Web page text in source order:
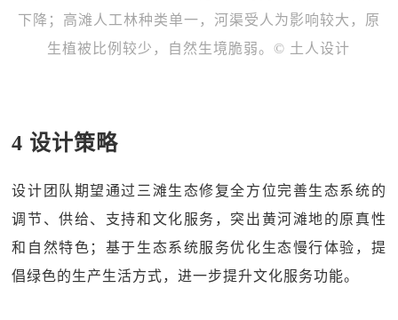
下降；高滩人工林种类单一，河渠受人为影响较大，原
生植被比例较少，自然生境脆弱。© 土人设计
4 设计策略
设计团队期望通过三滩生态修复全方位完善生态系统的
调节、供给、支持和文化服务，突出黄河滩地的原真性
和自然特色；基于生态系统服务优化生态慢行体验，提
倡绿色的生产生活方式，进一步提升文化服务功能。